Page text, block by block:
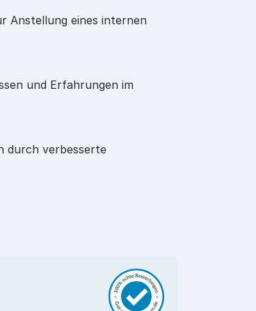
Anstellung eines internen
und Erfahrungen im
durch verbesserte